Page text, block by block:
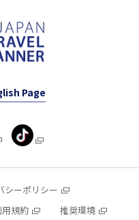
Page
シーポリシー
規約 推奨環境